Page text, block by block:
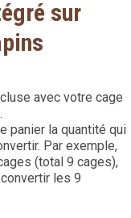
sur
avec votre cage
panier la quantité qui
Par exemple,
(total 9 cages),
les 9